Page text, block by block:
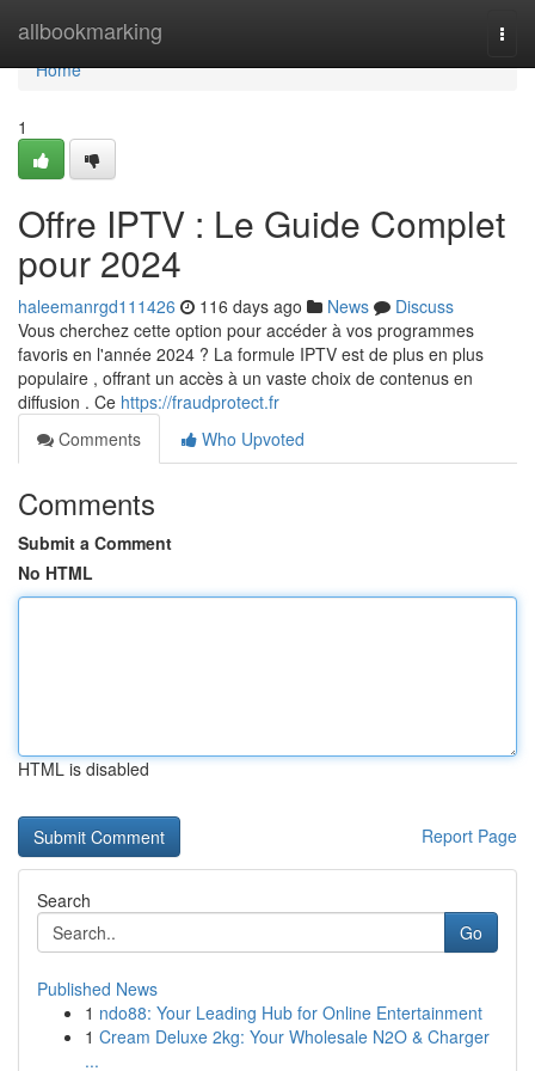
allbookmarking
Home
Home
1
Offre IPTV : Le Guide Complet
pour 2024
haleemanrgd111426 116 days ago News
Discuss
Vous cherchez cette option pour accéder à vos programmes
favoris en l'année 2024 ? La formule IPTV est de plus en plus
populaire , offrant un accès à un vaste choix de contenus en
diffusion . Ce https://fraudprotect.fr
Comments
Who Upvoted
Comments
Submit a Comment
No HTML
HTML is disabled
Report Page
Search
Go
Published News
1 ndo88: Your Leading Hub for Online Entertainment
1 Cream Deluxe 2kg: Your Wholesale N2O & Charger
...